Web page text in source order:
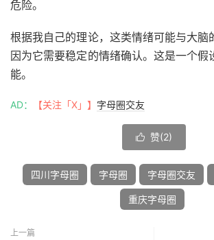
危险。
根据我自己的理论，这类情绪可能与大脑
因为它需要稳定的情绪确认。这是一个假
能。
AD： 【关注「X」】 字母圈交友
 赞(2)
四川字母圈 字母圈 字母圈交友
重庆字母圈
上一篇